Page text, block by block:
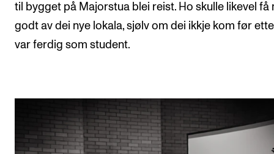
Organisering av NMH
Biblioteket
Hvem gjør hva i administrasjonen
til bygget på Majorstua blei reist. Ho skulle likevel få
godt av dei nye lokala, sjølv om dei ikkje kom før
var ferdig som student.